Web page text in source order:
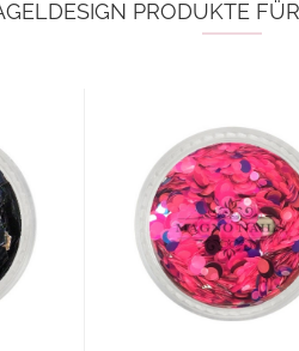
PRODUKTE